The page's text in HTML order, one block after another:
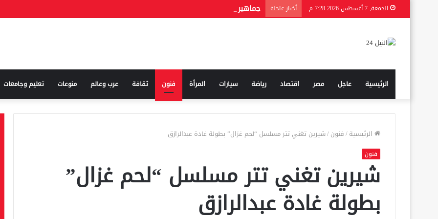
الجمعة, 7 أغسطس 2026 7:28 م أخبار عاجلة
الرئيسية عاجل مصر اقتصاد رياضة سيارات المرأة فنون ثقافة عرب وعالم منوعات تعليم وجامعات
الرئيسية/فنون/شيرين تغني تتر مسلسل “لحم غزال” بطولة غادة عبدالرازق
فنون
شيرين تغني تتر مسلسل “لحم غزال”
بطولة غادة عبدالرازق